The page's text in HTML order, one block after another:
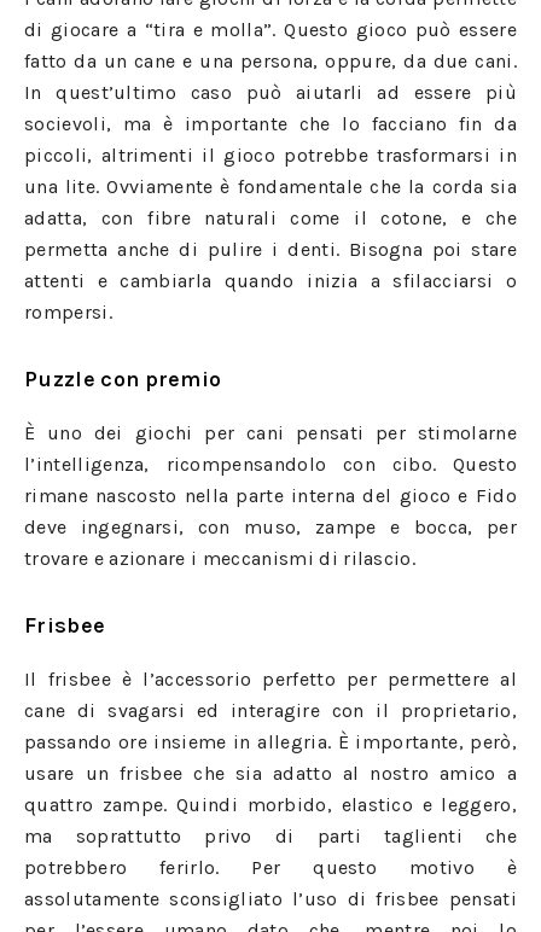
di giocare a “tira e molla”. Questo gioco può essere
fatto da un cane e una persona, oppure, da due cani.
In quest’ultimo caso può aiutarli ad essere più
socievoli, ma è importante che lo facciano fin da
piccoli, altrimenti il gioco potrebbe trasformarsi in
una lite. Ovviamente è fondamentale che la corda sia
adatta, con fibre naturali come il cotone, e che
permetta anche di pulire i denti. Bisogna poi stare
attenti e cambiarla quando inizia a sfilacciarsi o
rompersi.
Puzzle con premio
È uno dei giochi per cani pensati per stimolarne
l’intelligenza, ricompensandolo con cibo. Questo
rimane nascosto nella parte interna del gioco e Fido
deve ingegnarsi, con muso, zampe e bocca, per
trovare e azionare i meccanismi di rilascio.
Frisbee
Il frisbee è l’accessorio perfetto per permettere al
cane di svagarsi ed interagire con il proprietario,
passando ore insieme in allegria. È importante, però,
usare un frisbee che sia adatto al nostro amico a
quattro zampe. Quindi morbido, elastico e leggero,
ma soprattutto privo di parti taglienti che
potrebbero ferirlo. Per questo motivo è
assolutamente sconsigliato l’uso di frisbee pensati